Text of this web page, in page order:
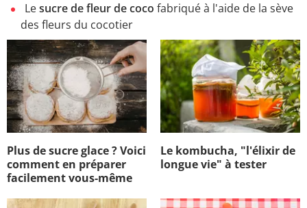
Lesucre de fleur de coco fabriqué à l'aide de la sève
des fleurs du cocotier
Plus de sucre glace ? Voici
comment en préparer
facilement vous-même
Le kombucha, "l'élixir de
longue vie" à tester